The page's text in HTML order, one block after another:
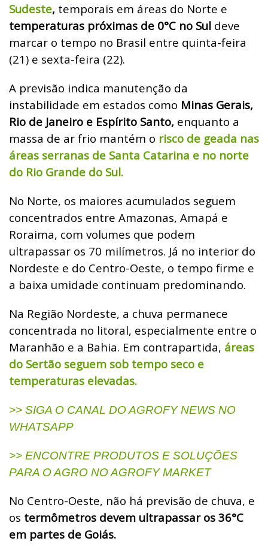
Sudeste, temporais em áreas do Norte e
temperaturas próximas de 0°C no Sul deve
marcar o tempo no Brasil entre quinta-feira
(21) e sexta-feira (22).
A previsão indica manutenção da
instabilidade em estados como Minas Gerais,
Rio de Janeiro e Espírito Santo, enquanto a
massa de ar frio mantém o risco de geada nas
áreas serranas de Santa Catarina e no norte
do Rio Grande do Sul.
No Norte, os maiores acumulados seguem
concentrados entre Amazonas, Amapá e
Roraima, com volumes que podem
ultrapassar os 70 milímetros. Já no interior do
Nordeste e do Centro-Oeste, o tempo firme e
a baixa umidade continuam predominando.
Na Região Nordeste, a chuva permanece
concentrada no litoral, especialmente entre o
Maranhão e a Bahia. Em contrapartida, áreas
do Sertão seguem sob tempo seco e
temperaturas elevadas.
>> SIGA O CANAL DO AGROFY NEWS NO
WHATSAPP
>> ENCONTRE PRODUTOS E SOLUÇÕES
PARA O AGRO NO AGROFY MARKET
No Centro-Oeste, não há previsão de chuva, e
os termômetros devem ultrapassar os 36°C
em partes de Goiás.